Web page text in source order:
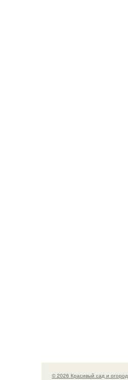
© 2026 Красивый сад и огород